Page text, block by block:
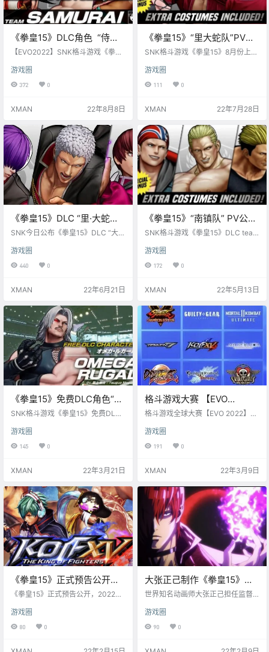
《拳皇15》DLC角色 “侍魂
队” 、矢吹真吾、金家潘 公
【EVO2022】SNK格斗游戏《拳皇
娜可露露、达莉） 、矢吹真吾、金
家潘 公开。 矢吹真吾与金家潘将于
游戏圈
372 0
XMAN 22年8月8日
《拳皇15》“里大蛇队”PV公
开，8月上线
SNK格斗游戏《拳皇15》8月份上线
开！ 在《拳皇'97》中，为了大蛇复
活而暗中活动的暴走七枷社、暴走
夏尔美” 、“暴走克里斯”的EXTRA服
游戏圈
111 0
XMAN 22年7月28日
《拳皇15》DLC “里·大蛇队”
宣传片正式公布
SNK今日公布《拳皇15》DLC “大蛇
2022年8月上线PS5、PS4、XSX|
S、Xbox One与PC平台。
游戏圈
440 0
XMAN 22年6月21日
《拳皇15》“南镇队” PV公布
——比利、吉斯、山崎龙二
SNK格斗游戏《拳皇15》DLC team
系列的队伍“南镇队”， 比利·凯恩
（CV：政木 正辉）、吉斯·霍华德
游戏圈
172 0
XMAN 22年5月13日
《拳皇15》免费DLC角色“卢
卡尔”宣传PV公开，将于4月
SNK格斗游戏《拳皇15》免费DLC
于4月14日上线，同时加入新的游戏
模式“BOSS CHALLENGE”。
游戏圈
145 0
XMAN 22年3月21日
格斗游戏大赛 【EVO
2022】项目公布：KOF15、
格斗游戏全球大赛【EVO 2022】
s）正式项目今日公布，包含： - 街
霸5：冠军版 - 罪恶装备 奋战 - 真人
- 碧蓝幻想Versus - 骷髅女孩 二度
年8月5日至8月7日在美国拉斯维加
斯举办…
游戏圈
191 0
XMAN 22年3月9日
《拳皇15》正式预告公开，2
月17日发售
《拳皇15》正式预告公开，2022年
平台发售。3月9日前购入可以享受
早期购买特典。
游戏圈
80 0
大张正己制作《拳皇15》特
别短片公开
世界知名动画师大张正己担任监督&
开。 《拳皇15》将于2022年2月17
日发售，豪华版可在2月14日提前游
玩。
游戏圈
90 0